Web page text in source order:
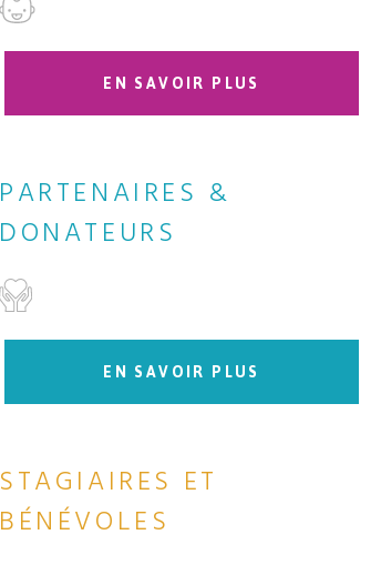
EN SAVOIR PLUS
PARTENAIRES &
DONATEURS
EN SAVOIR PLUS
STAGIAIRES ET
BÉNÉVOLES